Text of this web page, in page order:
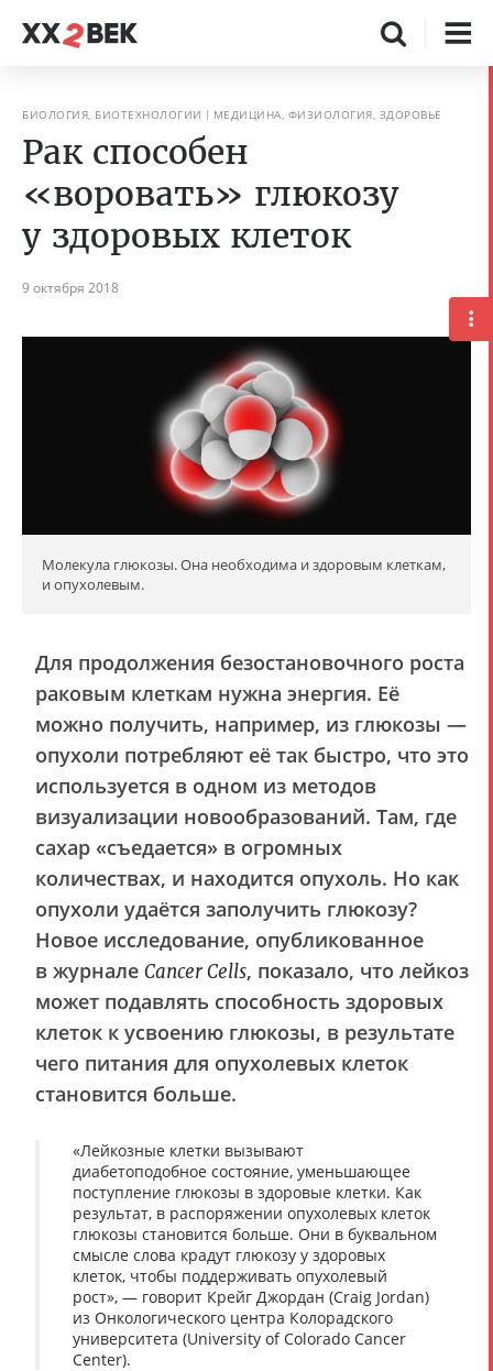
БИОЛОГИЯ, БИОТЕХНОЛОГИИ МЕДИЦИНА, ФИЗИОЛОГИЯ, ЗДОРОВЬЕ
Рак способен
«воровать» глюкозу
у здоровых клеток
9 октября 2018
Молекула глюкозы. Она необходима и здоровым клеткам,
и опухолевым.
Для продолжения безостановочного роста
раковым клеткам нужна энергия. Её
можно получить, например, из глюкозы —
опухоли потребляют её так быстро, что это
используется в одном из методов
визуализации новообразований. Там, где
сахар «съедается» в огромных
количествах, и находится опухоль. Но как
опухоли удаётся заполучить глюкозу?
Новое исследование, опубликованное
в журнале Cancer Cells, показало, что лейкоз
может подавлять способность здоровых
клеток к усвоению глюкозы, в результате
чего питания для опухолевых клеток
становится больше.
«Лейкозные клетки вызывают
диабетоподобное состояние, уменьшающее
поступление глюкозы в здоровые клетки. Как
результат, в распоряжении опухолевых клеток
глюкозы становится больше. Они в буквальном
смысле слова крадут глюкозу у здоровых
клеток, чтобы поддерживать опухолевый
рост», — говорит Крейг Джордан (Craig Jordan)
из Онкологического центра Колорадского
университета (University of Colorado Cancer
Center).